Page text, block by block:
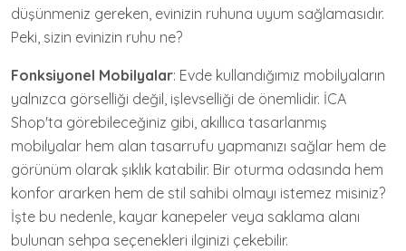
düşünmeniz gereken, evinizin ruhuna uyum sağlamasıdır.
Peki, sizin evinizin ruhu ne?
Fonksiyonel Mobilyalar: Evde kullandığımız mobilyaların
yalnızca görselliği değil, işlevselliği de önemlidir. İCA
Shop'ta görebileceğiniz gibi, akıllıca tasarlanmış
mobilyalar hem alan tasarrufu yapmanızı sağlar hem de
görünüm olarak şıklık katabilir. Bir oturma odasında hem
konfor ararken hem de stil sahibi olmayı istemez misiniz?
İşte bu nedenle, kayar kanepeler veya saklama alanı
bulunan sehpa seçenekleri ilginizi çekebilir.